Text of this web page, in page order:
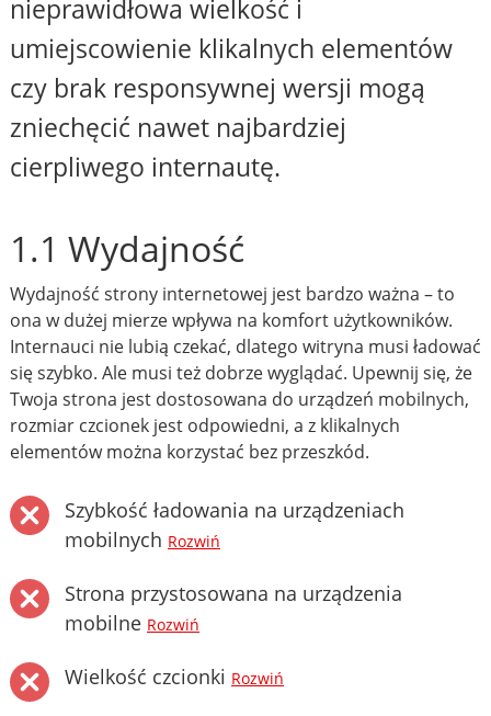
nieprawidłowa wielkość i
umiejscowienie klikalnych elementów
czy brak responsywnej wersji mogą
zniechęcić nawet najbardziej
cierpliwego internautę.
1.1 Wydajność
Wydajność strony internetowej jest bardzo ważna – to
ona w dużej mierze wpływa na komfort użytkowników.
Internauci nie lubią czekać, dlatego witryna musi ładować
się szybko. Ale musi też dobrze wyglądać. Upewnij się, że
Twoja strona jest dostosowana do urządzeń mobilnych,
rozmiar czcionek jest odpowiedni, a z klikalnych
elementów można korzystać bez przeszkód.
Szybkość ładowania na urządzeniach
mobilnych Rozwiń
Strona przystosowana na urządzenia
mobilne Rozwiń
Wielkość czcionki Rozwiń